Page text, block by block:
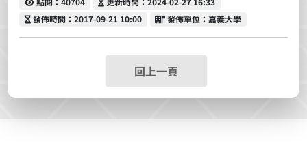
發佈時間
發佈時間：2017-09-21 10:00 發佈單位
發佈單位：嘉義大學
回上一頁